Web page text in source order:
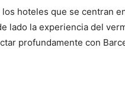
hoteles que se centran
lado la experiencia del
profundamente con